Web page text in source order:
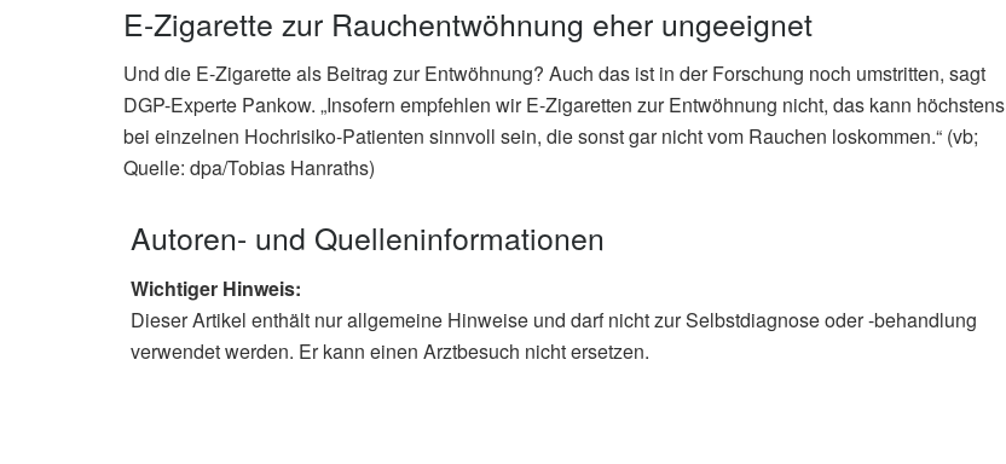
E-Zigarette zur Rauchentwöhnung eher ungeeignet
Und die E-Zigarette als Beitrag zur Entwöhnung? Auch das ist in der Forschung noch umstritten, sagt
DGP-Experte Pankow. „Insofern empfehlen wir E-Zigaretten zur Entwöhnung nicht, das kann höchstens
bei einzelnen Hochrisiko-Patienten sinnvoll sein, die sonst gar nicht vom Rauchen loskommen.“ (vb;
Quelle: dpa/Tobias Hanraths)
Autoren- und Quelleninformationen
Wichtiger Hinweis:
Dieser Artikel enthält nur allgemeine Hinweise und darf nicht zur Selbstdiagnose oder -behandlung
verwendet werden. Er kann einen Arztbesuch nicht ersetzen.